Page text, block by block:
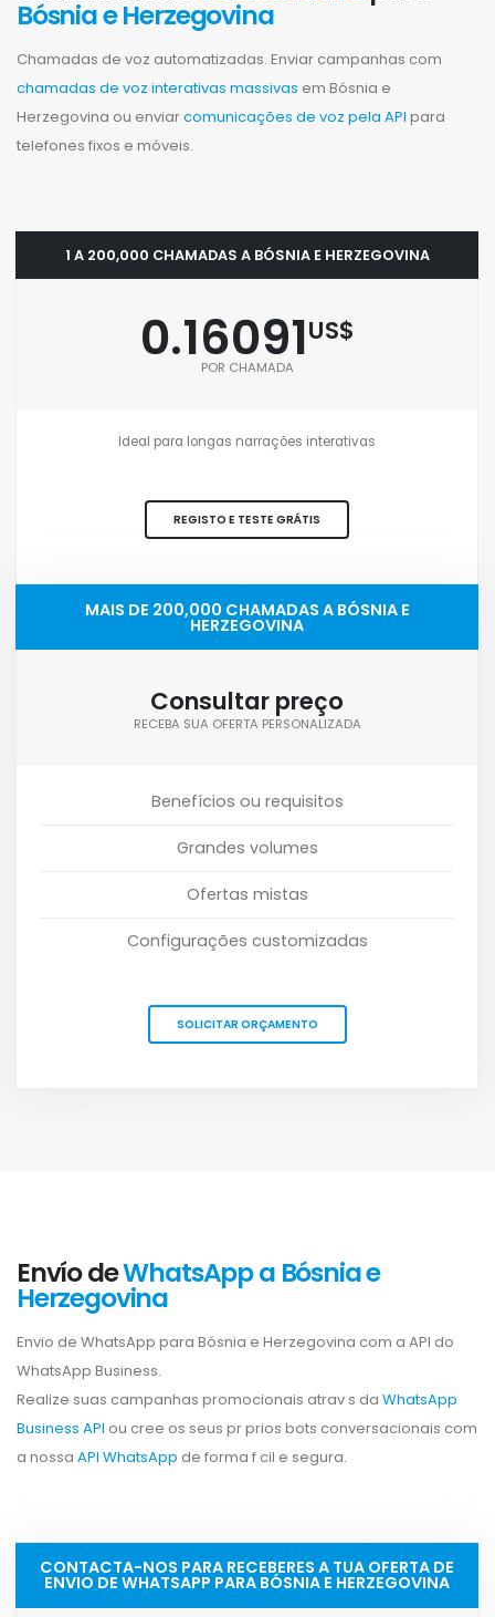
Bósnia e Herzegovina
Chamadas de voz automatizadas. Enviar campanhas com
chamadas de voz interativas massivas em Bósnia e
Herzegovina ou enviarcomunicações de voz pela API para
telefones fixos e móveis.
1 A 200,000 CHAMADAS A BÓSNIA E HERZEGOVINA
0.16091US$
POR CHAMADA
Ideal para longas narrações interativas
REGISTO E TESTE GRÁTIS
MAIS DE 200,000 CHAMADAS A BÓSNIA E
HERZEGOVINA
Consultar preço
RECEBA SUA OFERTA PERSONALIZADA
Benefícios ou requisitos
Grandes volumes
Ofertas mistas
Configurações customizadas
SOLICITAR ORÇAMENTO
Envío deWhatsApp a Bósnia e
Herzegovina
Envio de WhatsApp para Bósnia e Herzegovina com a API do
WhatsApp Business.
Realize suas campanhas promocionais atrav s da WhatsApp
Business API ou cree os seus pr prios bots conversacionais com
a nossa API WhatsApp de forma f cil e segura.
CONTACTA-NOS PARA RECEBERES A TUA OFERTA DE
ENVIO DE WHATSAPP PARA BÓSNIA E HERZEGOVINA